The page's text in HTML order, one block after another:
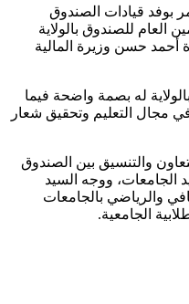
بوفد قيادات الصندوق
العام للصندوق بالولاية
أحمد حسن وزيرة المالية
له بصمة واضحة فيما
مجال التعليم وتحقيق شعار
والتنسيق بين الصندوق
الجامعات، ووجه السيد
والرياضي بالجامعات
الجامعية.